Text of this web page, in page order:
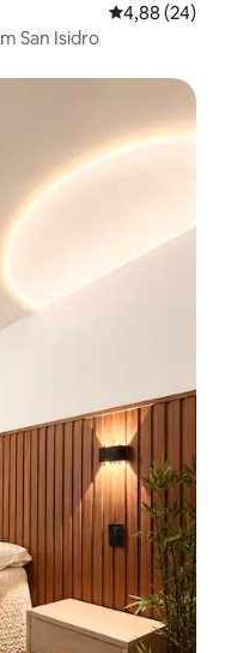
4,88 de uma
4,88 (24)
San Isidro